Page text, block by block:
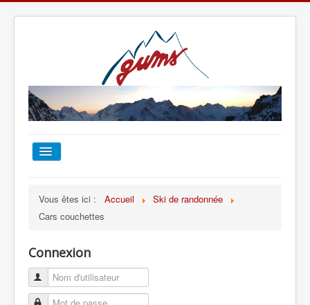
TOUT SUR LE GUMS
ESCALADE
ALPINISME
Vous êtes ici : Accueil
Ski de randonnée
Cars couchettes
Connexion